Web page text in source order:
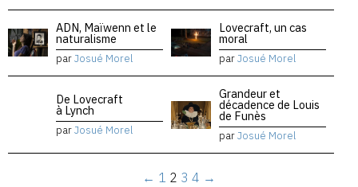
ADN, Maïwenn et le
naturalisme
parJosué Morel
Lovecraft, un cas
moral
parJosué Morel
De Lovecraft
à Lynch
parJosué Morel
Grandeur et
décadence de Louis
de Funès
parJosué Morel
← 1 2 3 4 →